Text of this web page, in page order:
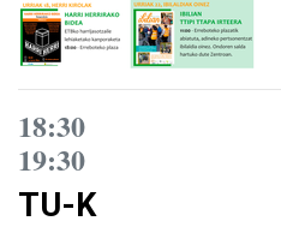
18:30
19:30
TU-K